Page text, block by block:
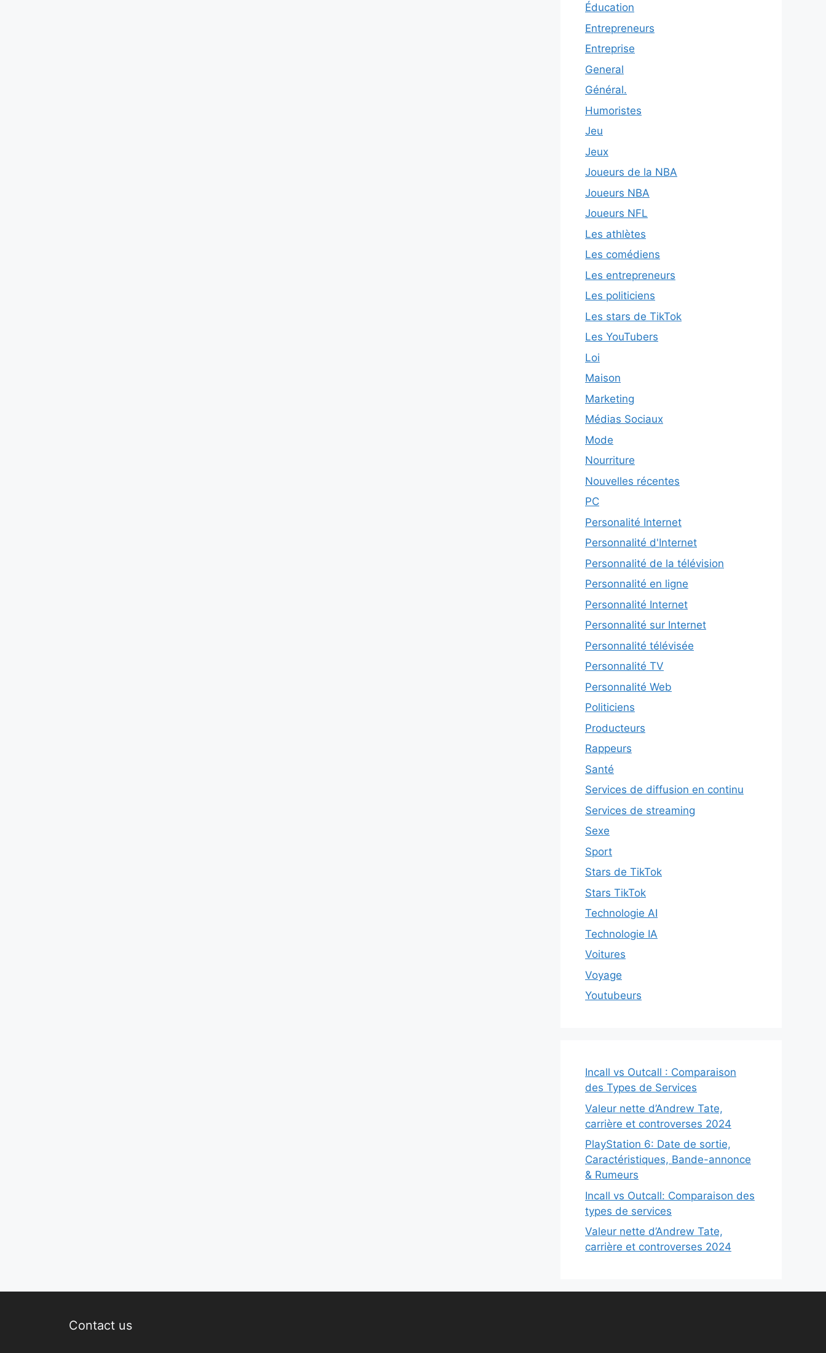
Éducation
Entrepreneurs
Entreprise
General
Général.
Humoristes
Jeu
Jeux
Joueurs de la NBA
Joueurs NBA
Joueurs NFL
Les athlètes
Les comédiens
Les entrepreneurs
Les politiciens
Les stars de TikTok
Les YouTubers
Loi
Maison
Marketing
Médias Sociaux
Mode
Nourriture
Nouvelles récentes
PC
Personalité Internet
Personnalité d'Internet
Personnalité de la télévision
Personnalité en ligne
Personnalité Internet
Personnalité sur Internet
Personnalité télévisée
Personnalité TV
Personnalité Web
Politiciens
Producteurs
Rappeurs
Santé
Services de diffusion en continu
Services de streaming
Sexe
Sport
Stars de TikTok
Stars TikTok
Technologie AI
Technologie IA
Voitures
Voyage
Youtubeurs
Incall vs Outcall : Comparaison
des Types de Services
Valeur nette d’Andrew Tate,
carrière et controverses 2024
PlayStation 6: Date de sortie,
Caractéristiques, Bande-annonce
& Rumeurs
Incall vs Outcall: Comparaison des
types de services
Valeur nette d’Andrew Tate,
carrière et controverses 2024
Contact us